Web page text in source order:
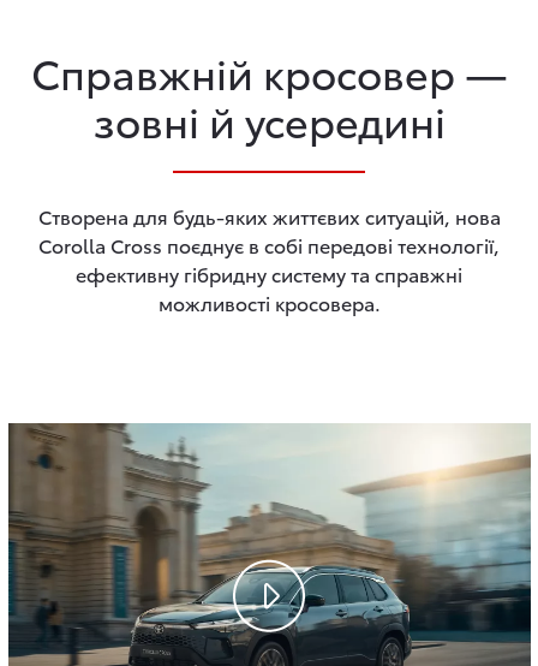
Справжній кросовер —
зовні й усередині
Створена для будь-яких життєвих ситуацій, нова
Corolla Cross поєднує в собі передові технології,
ефективну гібридну систему та справжні
можливості кросовера.